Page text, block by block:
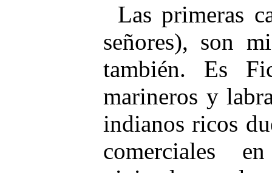
Las primeras
señores), son
también. Es
marineros y
indianos ricos
comerciales